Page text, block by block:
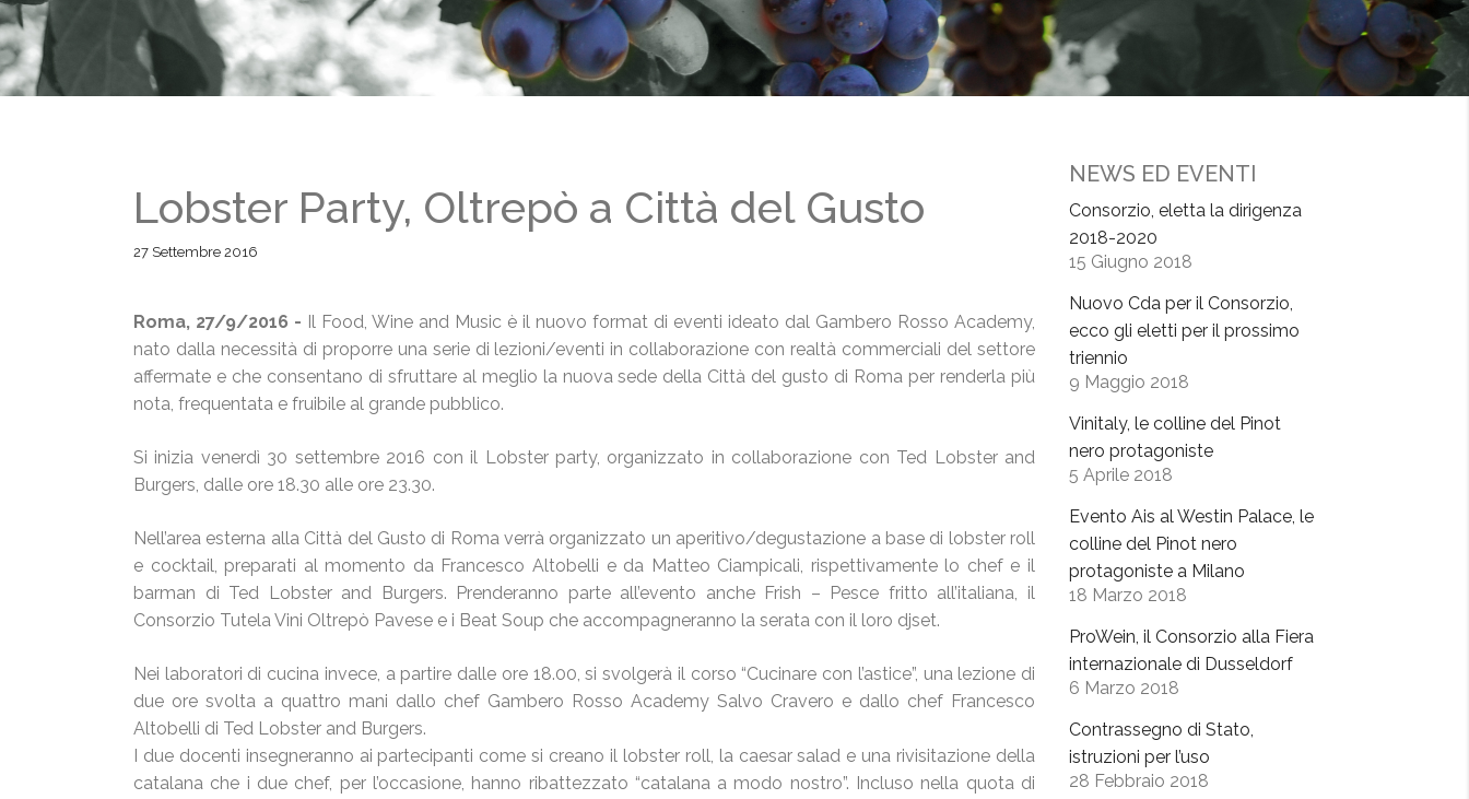
Lobster Party, Oltrepò a Città del Gusto
27 Settembre 2016
Roma, 27/9/2016 - Il Food, Wine and Music è il nuovo format di eventi ideato dal Gambero Rosso Academy,
nato dalla necessità di proporre una serie di lezioni/eventi in collaborazione con realtà commerciali del settore
affermate e che consentano di sfruttare al meglio la nuova sede della Città del gusto di Roma per renderla più
nota, frequentata e fruibile al grande pubblico.
Si inizia venerdì 30 settembre 2016 con il Lobster party, organizzato in collaborazione con Ted Lobster and
Burgers, dalle ore 18.30 alle ore 23.30.
Nell’area esterna alla Città del Gusto di Roma verrà organizzato un aperitivo/degustazione a base di lobster roll
e cocktail, preparati al momento da Francesco Altobelli e da Matteo Ciampicali, rispettivamente lo chef e il
barman di Ted Lobster and Burgers. Prenderanno parte all’evento anche Frish – Pesce fritto all’italiana, il
Consorzio Tutela Vini Oltrepò Pavese e i Beat Soup che accompagneranno la serata con il loro djset.
Nei laboratori di cucina invece, a partire dalle ore 18.00, si svolgerà il corso “Cucinare con l’astice”, una lezione di
due ore svolta a quattro mani dallo chef Gambero Rosso Academy Salvo Cravero e dallo chef Francesco
Altobelli di Ted Lobster and Burgers.
I due docenti insegneranno ai partecipanti come si creano il lobster roll, la caesar salad e una rivisitazione della
catalana che i due chef, per l’occasione, hanno ribattezzato “catalana a modo nostro”. Incluso nella quota di
NEWS ED EVENTI
Consorzio, eletta la dirigenza
2018-2020
15 Giugno 2018
Nuovo Cda per il Consorzio,
ecco gli eletti per il prossimo
triennio
9 Maggio 2018
Vinitaly, le colline del Pinot
nero protagoniste
5 Aprile 2018
Evento Ais al Westin Palace, le
colline del Pinot nero
protagoniste a Milano
18 Marzo 2018
ProWein, il Consorzio alla Fiera
internazionale di Dusseldorf
6 Marzo 2018
Contrassegno di Stato,
istruzioni per l’uso
28 Febbraio 2018